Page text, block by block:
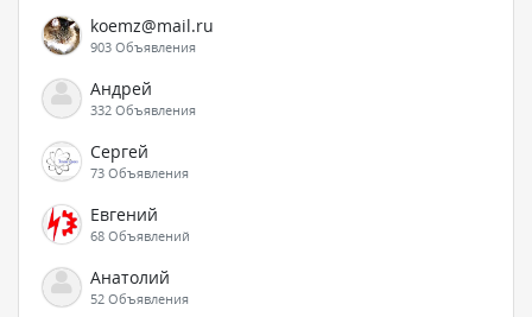
koemz@mail.ru
903 Объявления
Андрей
332 Объявления
Сергей
73 Объявления
Евгений
68 Объявлений
Анатолий
52 Объявления